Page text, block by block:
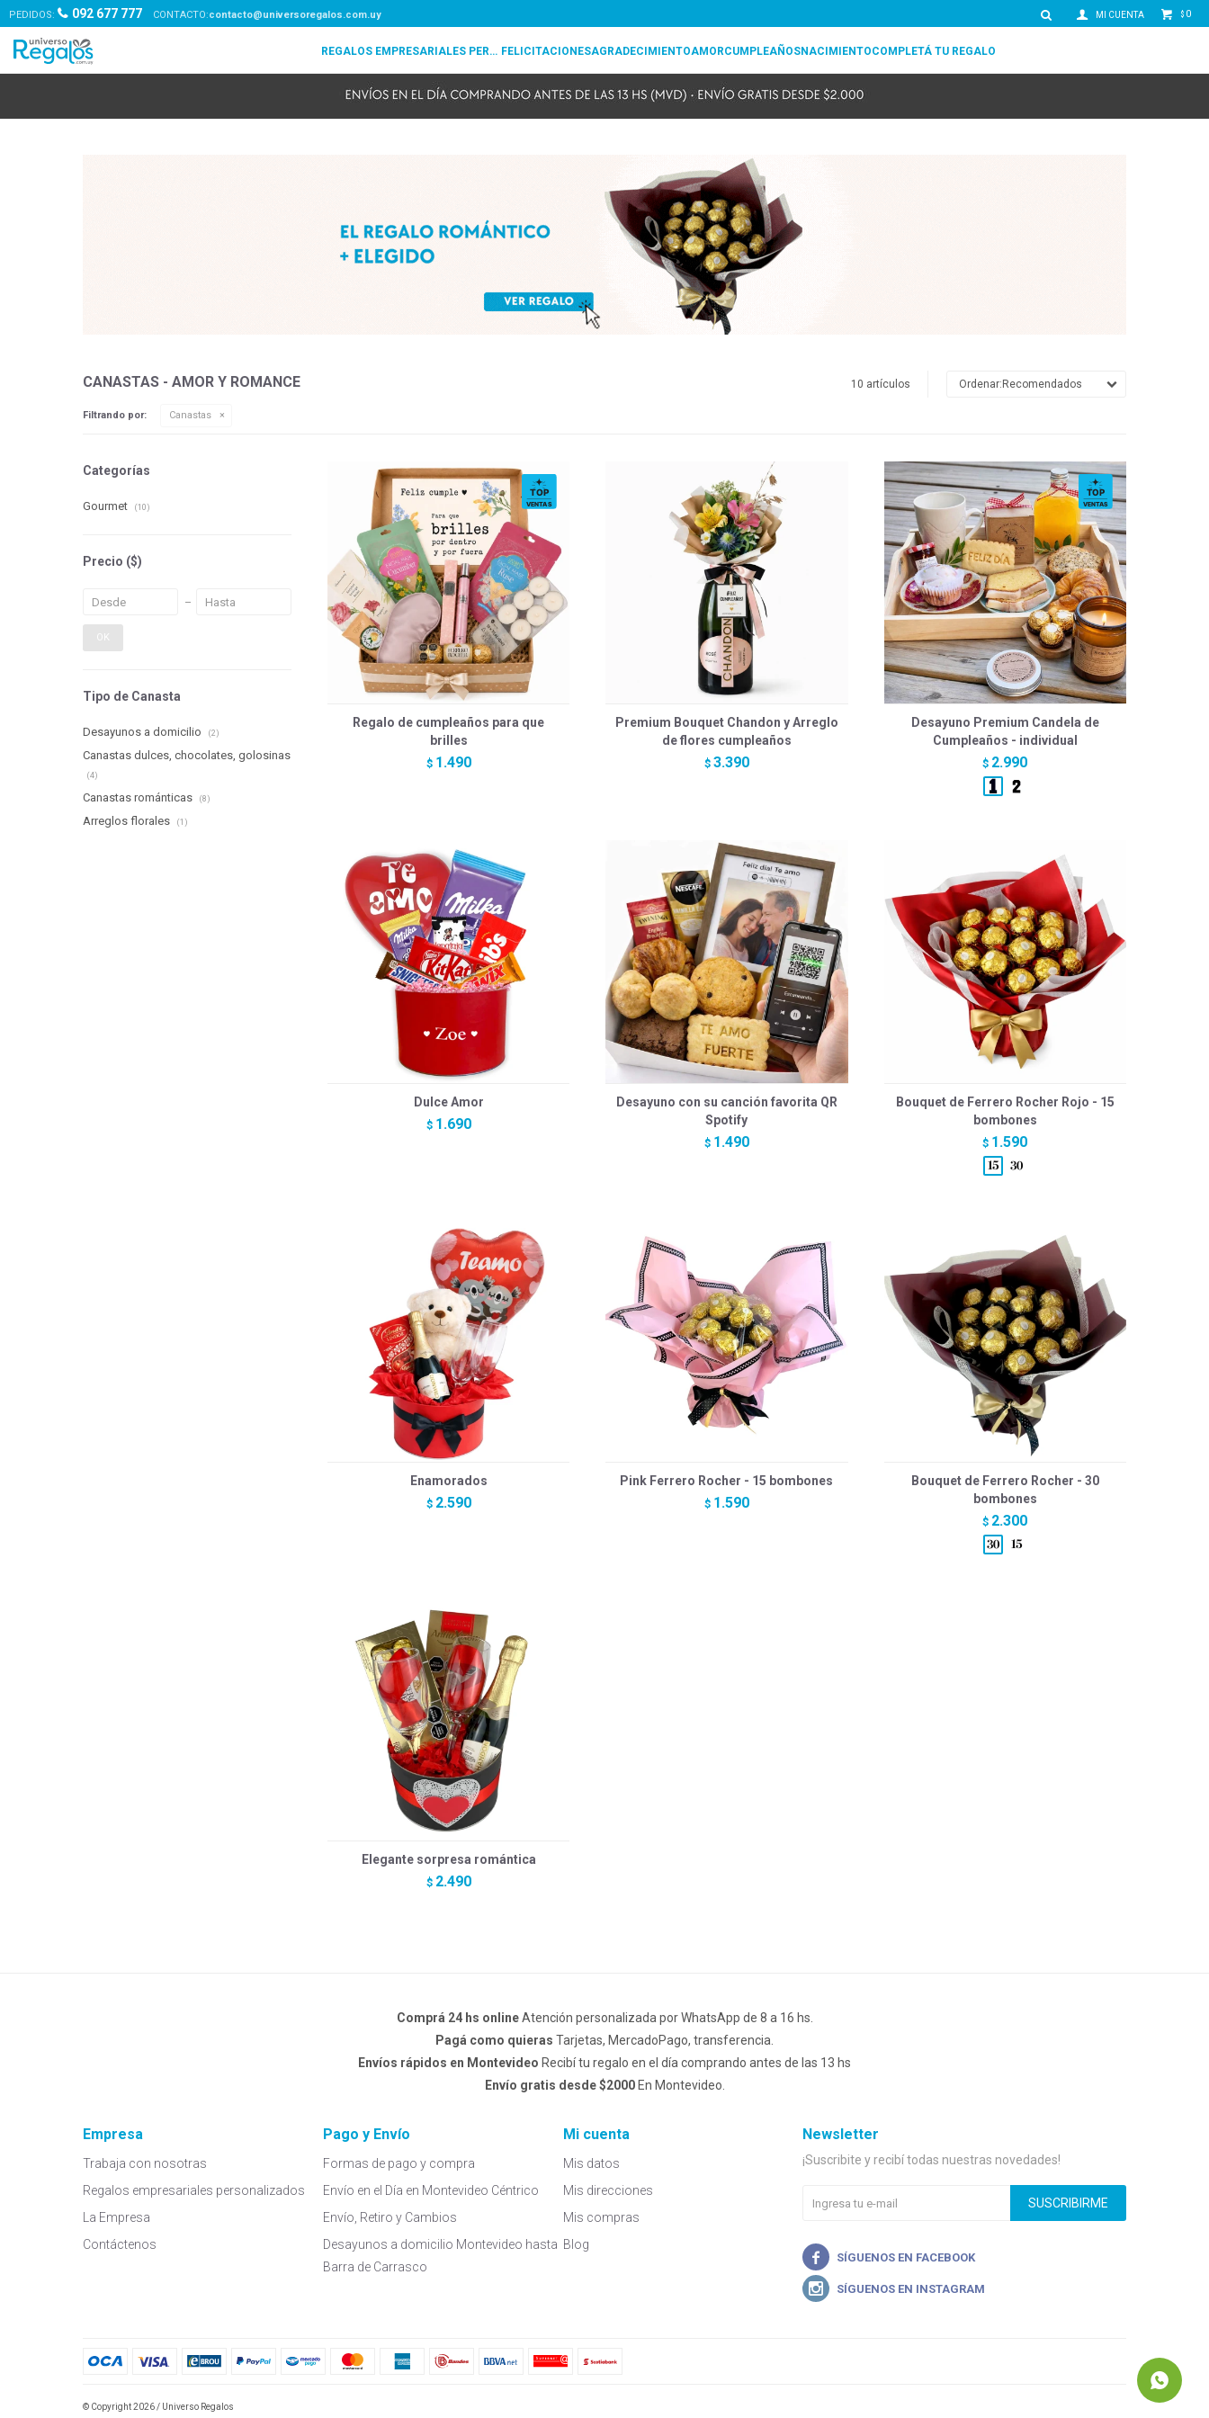
REGALOS EMPRESARIALES PERSONALIZADOS FELICITACIONESAGRADECIMIENTOAMORCUMPLEAÑOSNACIMIENTOCOMPLETÁ TU REGALO
$ 0
PEDIDOS: 092 677 777 contacto@universoregalos.com.uy
CANASTAS - AMOR Y ROMANCE 10 artículos Recomendados
Filtrando por: Canastas
Regalo de cumpleaños para que
brilles
$ 1.490
Premium Bouquet Chandon y Arreglo
de flores cumpleaños
$ 3.390
Desayuno Premium Candela de
Cumpleaños - individual
$ 2.990
Dulce Amor
$ 1.690
Desayuno con su canción favorita QR
Spotify
$ 1.490
Bouquet de Ferrero Rocher Rojo - 15
bombones
$ 1.590
Enamorados
$ 2.590
Pink Ferrero Rocher - 15 bombones
$ 1.590
Bouquet de Ferrero Rocher - 30
bombones
$ 2.300
Elegante sorpresa romántica
$ 2.490
Categorías
Gourmet (10)
Precio ($)
OK
Tipo de Canasta
Desayunos a domicilio (2)
Canastas dulces, chocolates, golosinas
(4)
Canastas románticas (8)
Arreglos florales (1)
Comprá 24 hs onlineAtención personalizada por WhatsApp de 8 a 16 hs.
Pagá como quieras Tarjetas, MercadoPago, transferencia.
Envíos rápidos en Montevideo Recibí tu regalo en el día comprando antes de las 13 hs
Envío gratis desde $2000En Montevideo.
Empresa
Trabaja con nosotras
Regalos empresariales personalizados
La Empresa
Contáctenos
Pago y Envío
Formas de pago y compra
Envío en el Día en Montevideo Céntrico
Envío, Retiro y Cambios
Desayunos a domicilio Montevideo hasta
Barra de Carrasco
Mi cuenta
Mis datos
Mis direcciones
Mis compras
Blog
Newsletter
¡Suscribite y recibí todas nuestras novedades!
SUSCRIBIRME


© Copyright 2026 / Universo Regalos